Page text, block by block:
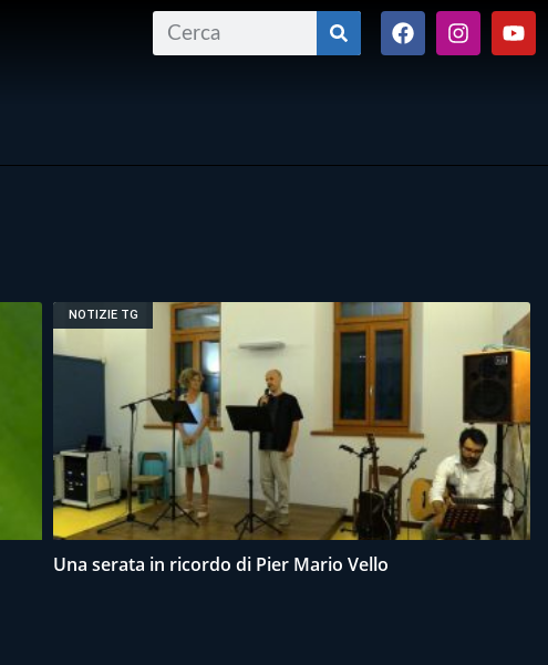
NOTIZIE TG
Una serata in ricordo di Pier Mario Vello